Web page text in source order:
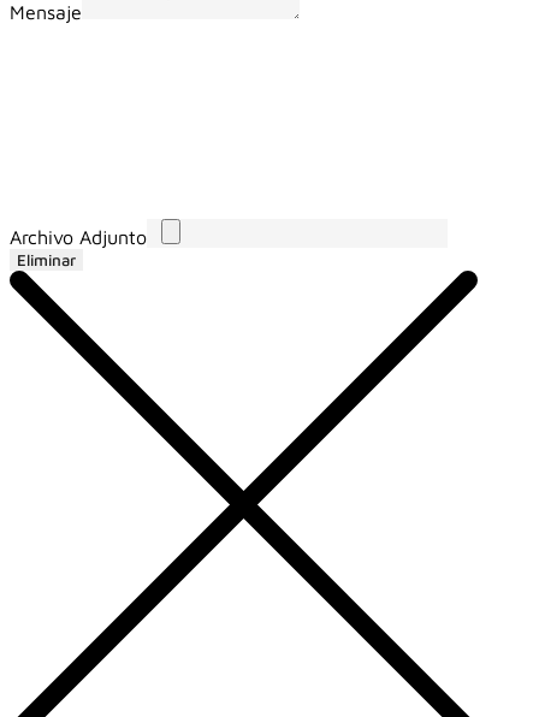
Mensaje
Archivo Adjunto
Eliminar